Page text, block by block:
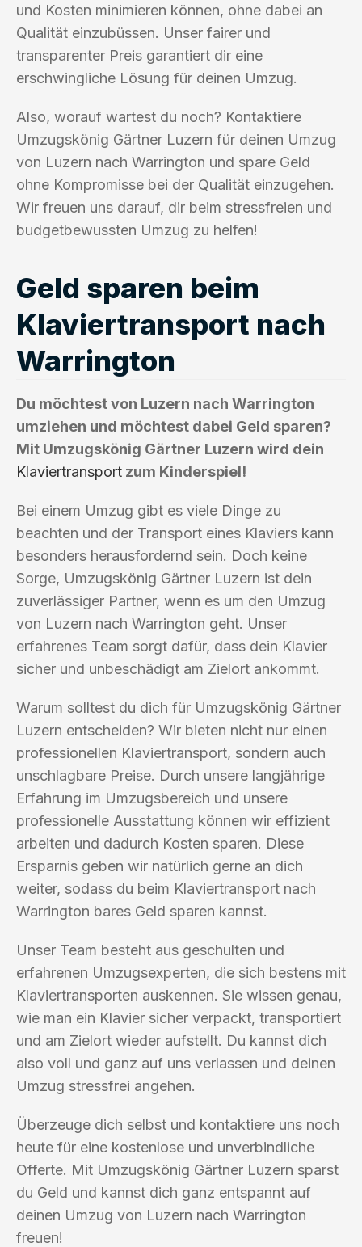
und Kosten minimieren können, ohne dabei an
Qualität einzubüssen. Unser fairer und
transparenter Preis garantiert dir eine
erschwingliche Lösung für deinen Umzug.
Also, worauf wartest du noch? Kontaktiere
Umzugskönig Gärtner Luzern für deinen Umzug
von Luzern nach Warrington und spare Geld
ohne Kompromisse bei der Qualität einzugehen.
Wir freuen uns darauf, dir beim stressfreien und
budgetbewussten Umzug zu helfen!
Geld sparen beim
Klaviertransport nach
Warrington
Du möchtest von Luzern nach Warrington
umziehen und möchtest dabei Geld sparen?
Mit Umzugskönig Gärtner Luzern wird dein
Klaviertransport zum Kinderspiel!
Bei einem Umzug gibt es viele Dinge zu
beachten und der Transport eines Klaviers kann
besonders herausfordernd sein. Doch keine
Sorge, Umzugskönig Gärtner Luzern ist dein
zuverlässiger Partner, wenn es um den Umzug
von Luzern nach Warrington geht. Unser
erfahrenes Team sorgt dafür, dass dein Klavier
sicher und unbeschädigt am Zielort ankommt.
Warum solltest du dich für Umzugskönig Gärtner
Luzern entscheiden? Wir bieten nicht nur einen
professionellen Klaviertransport, sondern auch
unschlagbare Preise. Durch unsere langjährige
Erfahrung im Umzugsbereich und unsere
professionelle Ausstattung können wir effizient
arbeiten und dadurch Kosten sparen. Diese
Ersparnis geben wir natürlich gerne an dich
weiter, sodass du beim Klaviertransport nach
Warrington bares Geld sparen kannst.
Unser Team besteht aus geschulten und
erfahrenen Umzugsexperten, die sich bestens mit
Klaviertransporten auskennen. Sie wissen genau,
wie man ein Klavier sicher verpackt, transportiert
und am Zielort wieder aufstellt. Du kannst dich
also voll und ganz auf uns verlassen und deinen
Umzug stressfrei angehen.
Überzeuge dich selbst und kontaktiere uns noch
heute für eine kostenlose und unverbindliche
Offerte. Mit Umzugskönig Gärtner Luzern sparst
du Geld und kannst dich ganz entspannt auf
deinen Umzug von Luzern nach Warrington
freuen!